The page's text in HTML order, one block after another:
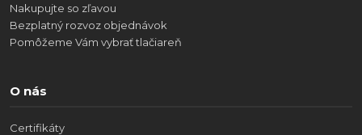
Nakupujte so zľavou
Bezplatný rozvoz objednávok
Pomôžeme Vám vybrať tlačiareň
O nás
Certifikáty